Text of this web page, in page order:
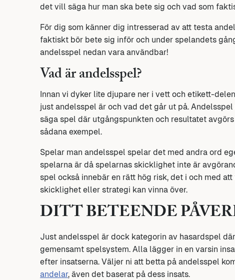
det vill säga hur man ska bete sig och vad som
För dig som känner dig intresserad av att testa
faktiskt bör bete sig inför och under spelandets
andelsspel nedan vara användbar!
Vad är andelsspel?
Innan vi dyker lite djupare ner i vett och etikett-
just andelsspel är och vad det går ut på.
säga spel där utgångspunkten och resultatet
sådana exempel.
Spelar man andelsspel spelar det med andra ord
spelarna är då spelarnas skicklighet inte är
spel också innebär en rätt hög risk, det i och med
skicklighet eller strategi kan vinna över.
DITT BETEENDE
Just andelsspel är dock kategorin av hasardspel
gemensamt spelsystem. Alla lägger in en varsin
efter insatserna. Väljer ni att betta på andelsspel
andelar, även det baserat på dess insats.